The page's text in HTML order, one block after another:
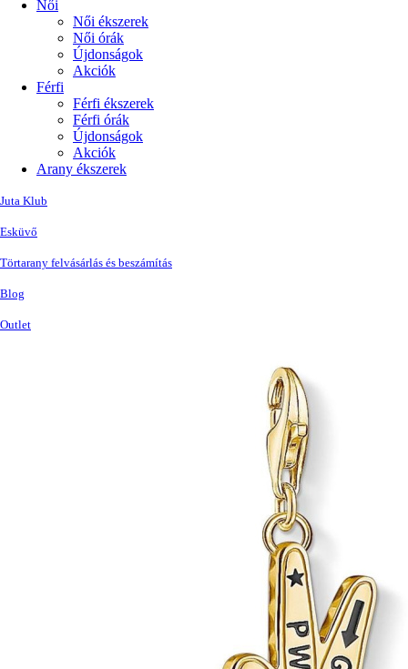
Női
Női ékszerek
Női órák
Újdonságok
Akciók
Férfi
Férfi ékszerek
Férfi órák
Újdonságok
Akciók
Arany ékszerek
Juta Klub
Esküvő
Törtarany felvásárlás és beszámítás
Blog
Outlet